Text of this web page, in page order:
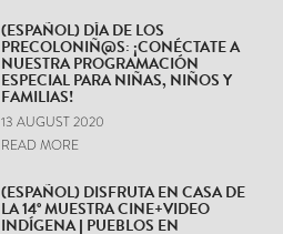
(ESPAÑOL) DÍA DE LOS
PRECOLONIÑ@S: ¡CONÉCTATE A
NUESTRA PROGRAMACIÓN
ESPECIAL PARA NIÑAS, NIÑOS Y
FAMILIAS!
13 AUGUST 2020
READ MORE
(ESPAÑOL) DISFRUTA EN CASA DE
LA 14° MUESTRA CINE+VIDEO
INDÍGENA | PUEBLOS EN